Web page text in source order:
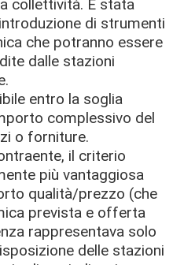
collettività. È stata
di strumenti
che potranno essere
dalle stazioni
entro la soglia
complessivo del
o forniture.
il criterio
più vantaggiosa
qualità/prezzo (che
prevista e offerta
rappresentava solo
delle stazioni